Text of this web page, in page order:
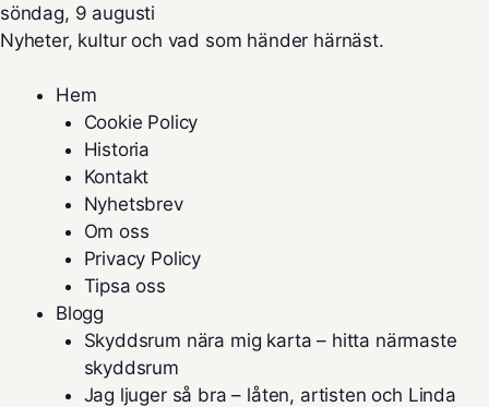
söndag, 9 augusti
Nyheter, kultur och vad som händer härnäst.
Hem
Cookie Policy
Historia
Kontakt
Nyhetsbrev
Om oss
Privacy Policy
Tipsa oss
Blogg
Skyddsrum nära mig karta – hitta närmaste
skyddsrum
Jag ljuger så bra – låten, artisten och Linda